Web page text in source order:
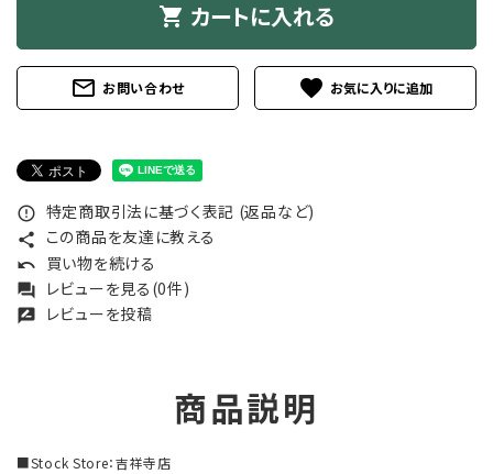
shopping_cart カートに入れる
mail_outline お問い合わせ favorite
error_outline 特定商取引法に基づく表記 (返品など)
share この商品を友達に教える
undo 買い物を続ける
forum レビューを見る(0件)
rate_review レビューを投稿
商品説明
■Stock Store：吉祥寺店